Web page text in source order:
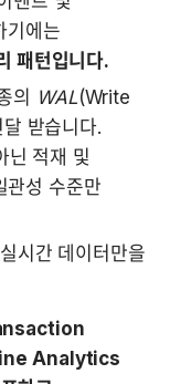
기에는
패턴입니다.
의
WAL(Write
성 수준만
시간 데이터만을
Analytics